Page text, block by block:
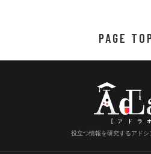
PAGE
役立つ情報を研究するアドシ